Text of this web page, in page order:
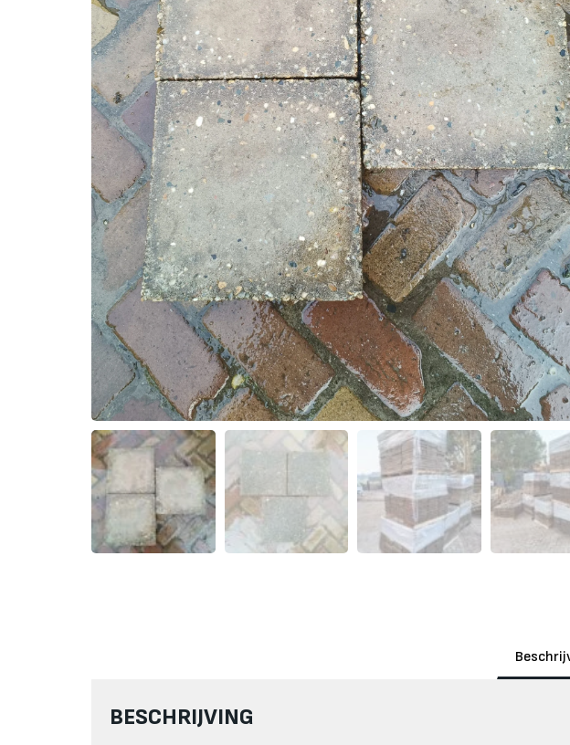
BESCHRIJVING